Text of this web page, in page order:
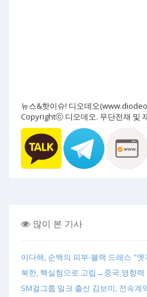
뉴스&핫이슈! 디오데오
Copyrightⓒ 디오데오. 무단전재 및
많이 본 기사
이다해, 순백의 피부-블랙 드레스 "
북한, 핵실험으로 고립→중국 영향력
SM걸그룹 밀크 출신 김보미, 전속계